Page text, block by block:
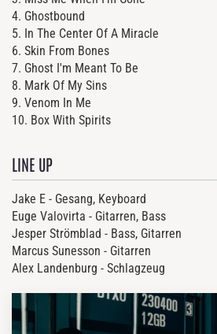
4. Ghostbound
5. In The Center Of A Miracle
6. Skin From Bones
7. Ghost I'm Meant To Be
8. Mark Of My Sins
9. Venom In Me
10. Box With Spirits
LINE UP
Jake E - Gesang, Keyboard
Euge Valovirta - Gitarren, Bass
Jesper Strömblad - Bass, Gitarren
Marcus Sunesson - Gitarren
Alex Landenburg - Schlagzeug